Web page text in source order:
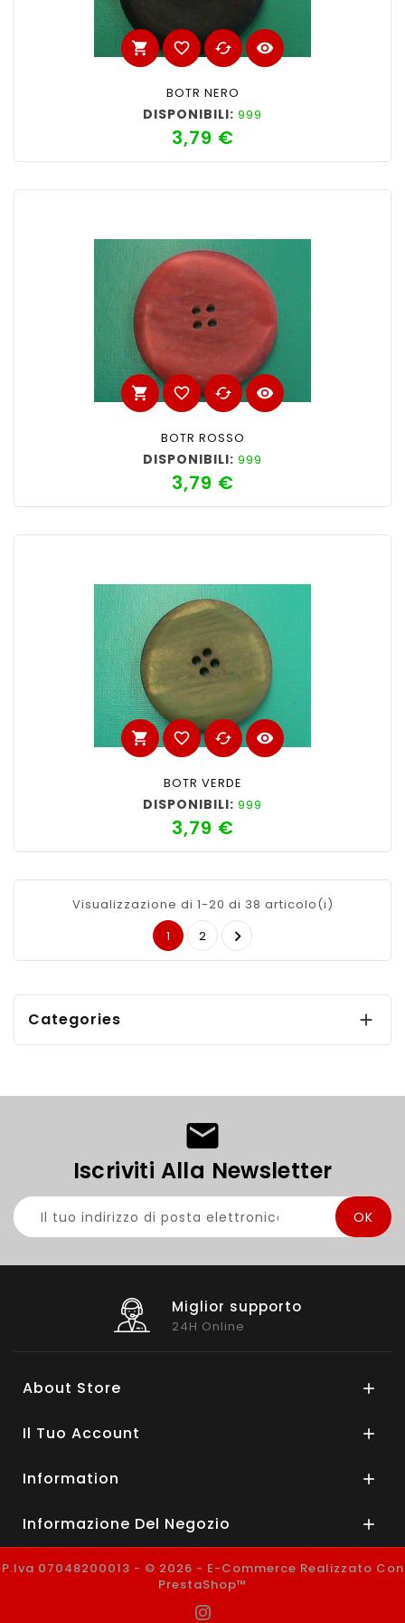
shopping_cart favorite_border cached visibility
BOTR NERO
DISPONIBILI: 999
3,79 €Prezzo
shopping_cart favorite_border cached visibility
BOTR ROSSO
DISPONIBILI: 999
3,79 €Prezzo
shopping_cart favorite_border cached visibility
BOTR VERDE
DISPONIBILI: 999
3,79 €Prezzo
Visualizzazione di 1-20 di 38 articolo(i)
1
2 
Categories 
Iscriviti Alla Newsletter
Miglior supporto
24H Online
About Store 
Il Tuo Account 
Information 
Informazione Del Negozio 
P.Iva 07048200013 - © 2026 - E-Commerce Realizzato Con
PrestaShop™